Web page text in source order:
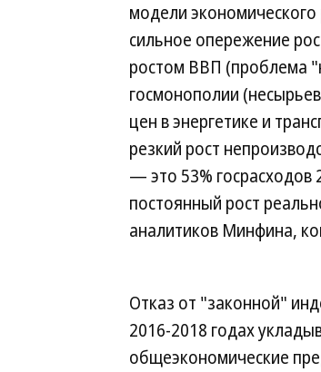
модели
сильное опережение
ростом ВВП (проблема
госмонополии
цен в энергетике и
резкий рост
— это 53% госрасходов
постоянный рост
аналитиков Минфина,
Отказ от "законной"
2016-2018 годах
общеэкономические